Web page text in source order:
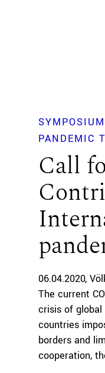
SYMPOSIUM
PANDEMIC
Call
06.04.2020
The current
crisis of global
countries
borders and
cooperation,